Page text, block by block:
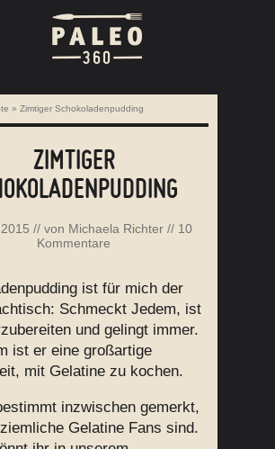
» Zimtiger Schokoladenpudding
ZIMTIGER
// von Michaela Richter // 10
Kommentare
ist für mich der
Schmeckt Jedem, ist
und gelingt immer.
ist er eine großartige
mit Gelatine zu kochen.
inzwischen gemerkt,
Gelatine Fans sind.